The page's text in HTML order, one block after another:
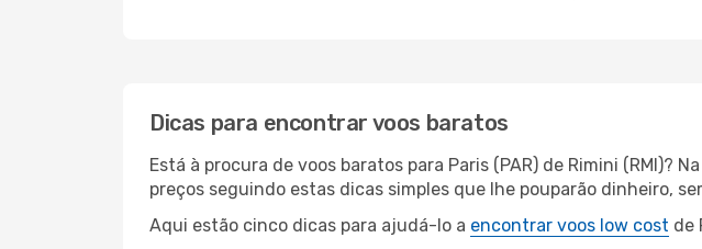
Dicas para encontrar voos baratos
Está à procura de voos baratos para Paris (PAR) de Rimini (RMI)?
preços seguindo estas dicas simples que lhe pouparão dinheiro,
Aqui estão cinco dicas para ajudá-lo a encontrar voos low cost de